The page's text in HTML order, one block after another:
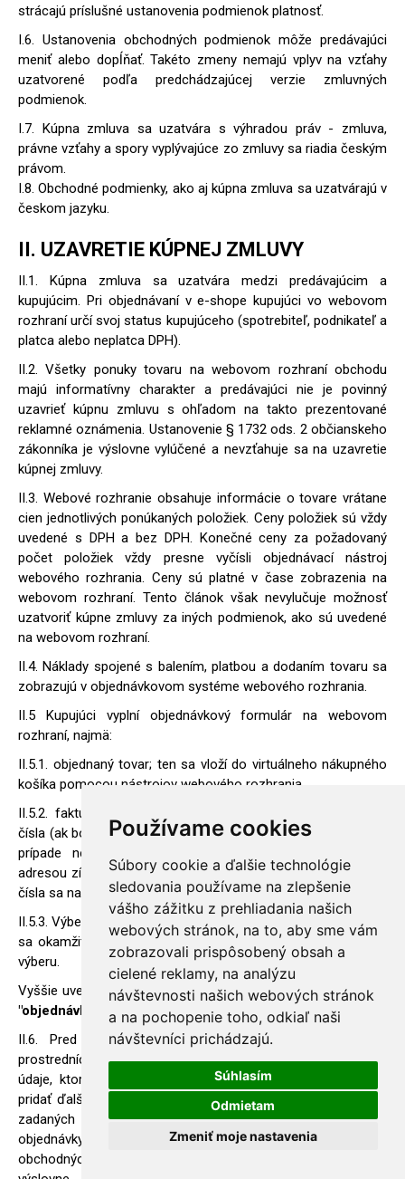
Používame cookies
Súbory cookie a ďalšie technológie
sledovania používame na zlepšenie
vášho zážitku z prehliadania našich
webových stránok, na to, aby sme vám
zobrazovali prispôsobený obsah a
cielené reklamy, na analýzu
návštevnosti našich webových stránok
a na pochopenie toho, odkiaľ naši
návštevníci prichádzajú.
Súhlasím
Odmietam
Zmeniť moje nastavenia
strácajú príslušné ustanovenia podmienok platnosť.
I.6. Ustanovenia obchodných podmienok môže predávajúci
meniť alebo dopĺňať. Takéto zmeny nemajú vplyv na vzťahy
uzatvorené podľa predchádzajúcej verzie zmluvných
podmienok.
I.7. Kúpna zmluva sa uzatvára s výhradou práv - zmluva,
právne vzťahy a spory vyplývajúce zo zmluvy sa riadia českým
právom.
I.8. Obchodné podmienky, ako aj kúpna zmluva sa uzatvárajú v
českom jazyku.
II. UZAVRETIE KÚPNEJ ZMLUVY
II.1. Kúpna zmluva sa uzatvára medzi predávajúcim a
kupujúcim. Pri objednávaní v e-shope kupujúci vo webovom
rozhraní určí svoj status kupujúceho (spotrebiteľ, podnikateľ a
platca alebo neplatca DPH).
II.2. Všetky ponuky tovaru na webovom rozhraní obchodu
majú informatívny charakter a predávajúci nie je povinný
uzavrieť kúpnu zmluvu s ohľadom na takto prezentované
reklamné oznámenia. Ustanovenie § 1732 ods. 2 občianskeho
zákonníka je výslovne vylúčené a nevzťahuje sa na uzavretie
kúpnej zmluvy.
II.3. Webové rozhranie obsahuje informácie o tovare vrátane
cien jednotlivých ponúkaných položiek. Ceny položiek sú vždy
uvedené s DPH a bez DPH. Konečné ceny za požadovaný
počet položiek vždy presne vyčísli objednávací nástroj
webového rozhrania. Ceny sú platné v čase zobrazenia na
webovom rozhraní. Tento článok však nevylučuje možnosť
uzatvoriť kúpne zmluvy za iných podmienok, ako sú uvedené
na webovom rozhraní.
II.4. Náklady spojené s balením, platbou a dodaním tovaru sa
zobrazujú v objednávkovom systéme webového rozhrania.
II.5 Kupujúci vyplní objednávkový formulár na webovom
rozhraní, najmä:
II.5.1. objednaný tovar; ten sa vloží do virtuálneho nákupného
košíka pomocou nástrojov webového rozhrania
II.5.2. fakturačnú a dodávaciu adresu vrátane referenčného
čísla (ak bolo Kupujúcim pridelené) a údajov o platcovi DPH. V
prípade nesúladu medzi adresou zadanou Kupujúcim a
adresou získanou z databázy ARES na základe referenčného
čísla sa na vystavenie faktúry použije adresa z ARES.
II.5.3. Výber spôsobu prepravy tovaru. Informácie o nákladoch
sa okamžite zobrazia vo webovom rozhraní počas procesu
výberu.
Vyššie uvedené skutočnosti sa ďalej spoločne označujú ako
"objednávka"
II.6. Pred potvrdením objednávky má kupujúci možnosť
prostredníctvom webového rozhrania skontrolovať všetky
údaje, ktoré uviedol, a opraviť ich, prípadne odstrániť alebo
pridať ďalší tovar do košíka. Po overení správnosti všetkých
zadaných údajov môže kupujúci pristúpiť k potvrdeniu
objednávky, ktorému však musí predchádzať prečítanie
obchodných podmienok a zaškrtnutie možnosti, ktorá